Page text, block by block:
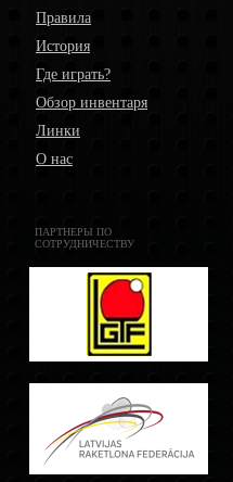
Правила
История
Где играть?
Обзор инвентаря
Линки
О нас
ПАРТНЕРЫ ПО
СОТРУДНИЧЕСТВУ